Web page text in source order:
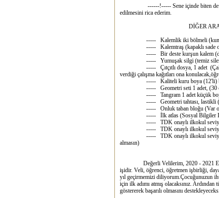
------!----- Sene içinde biten
edilmesini rica ederim.
DİĞER ARAÇ
----- Kalemlik iki bölmeli
----- Kalemtraş (kapaklı sade olsun,
----- Bir deste kurşun kalem
----- Yumuşak silgi (temiz silen,
----- Çıtçıtlı dosya, 1 adet
verdiği çalışma kağıtları ona
----- Kaliteli kuru boya (12'li)
----- Geometri seti 1 adet, (30 cm'lik
----- Tangram 1 adet küçük boy,
----- Geometri tahtası, lastikli
----- Onluk taban bloğu (Var
----- İlk atlas (Sosyal Bilgiler Dersi
----- TDK onaylı ilkokul seviyesine
----- TDK onaylı ilkokul seviyesine
----- TDK onaylı ilkokul seviyesine
almasın)
Değerli Velilerim, 2020 - 2021 Eğitim
işidir. Veli, öğrenci, öğretmen işbirliği,
yıl geçirmemizi diliyorum.Çocuğunuzun
için ilk adımı atmış olacaksınız.
göstererek başarılı olmasını